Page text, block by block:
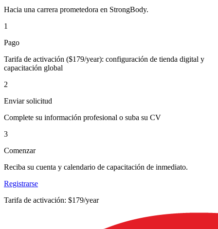
Hacia una carrera prometedora en StrongBody.
1
Pago
Tarifa de activación ($179/year): configuración de tienda digital y
capacitación global
2
Enviar solicitud
Complete su información profesional o suba su CV
3
Comenzar
Reciba su cuenta y calendario de capacitación de inmediato.
Registrarse
Tarifa de activación: $179/year